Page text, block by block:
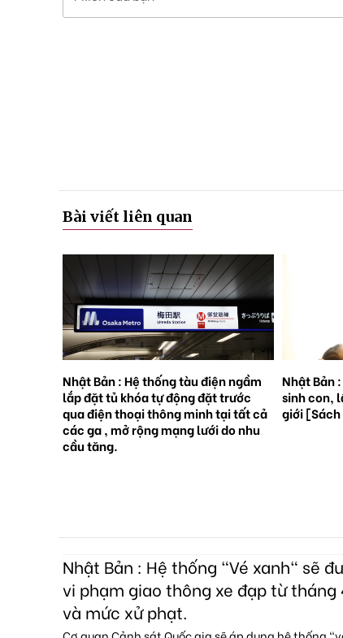
Bài viết liên quan
Nhật Bản : Hệ thống tàu điện ngầm
lắp đặt tủ khóa tự động đặt trước
qua điện thoại thông minh tại tất cả
các ga , mở rộng mạng lưới do nhu
cầu tăng.
Nhật Bản
sinh con,
giới [Sách
Nhật Bản : Hệ thống "Vé xanh" sẽ
vi phạm giao thông xe đạp từ
và mức xử phạt.